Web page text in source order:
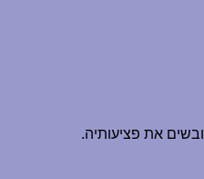
את פציעותיה.